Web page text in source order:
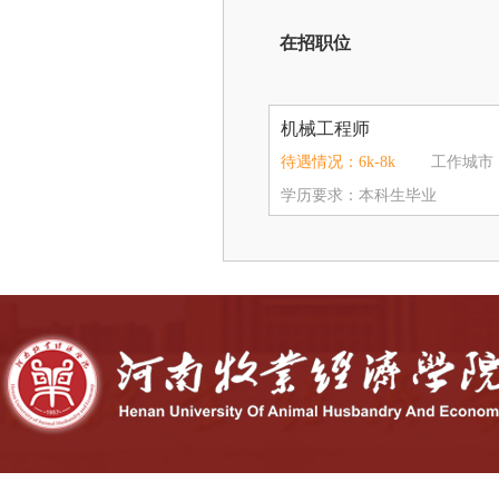
在招职位
机械工程师
待遇情况：6k-8k
工作城市
学历要求：本科生毕业